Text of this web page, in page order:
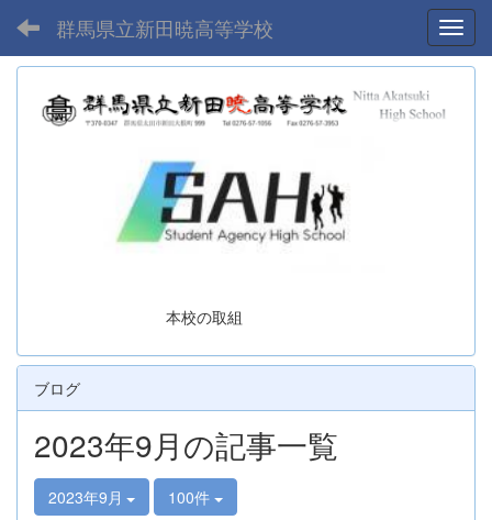
群馬県立新田暁高等学校
本校の取組
ブログ
2023年9月の記事一覧
2023年9月 100件